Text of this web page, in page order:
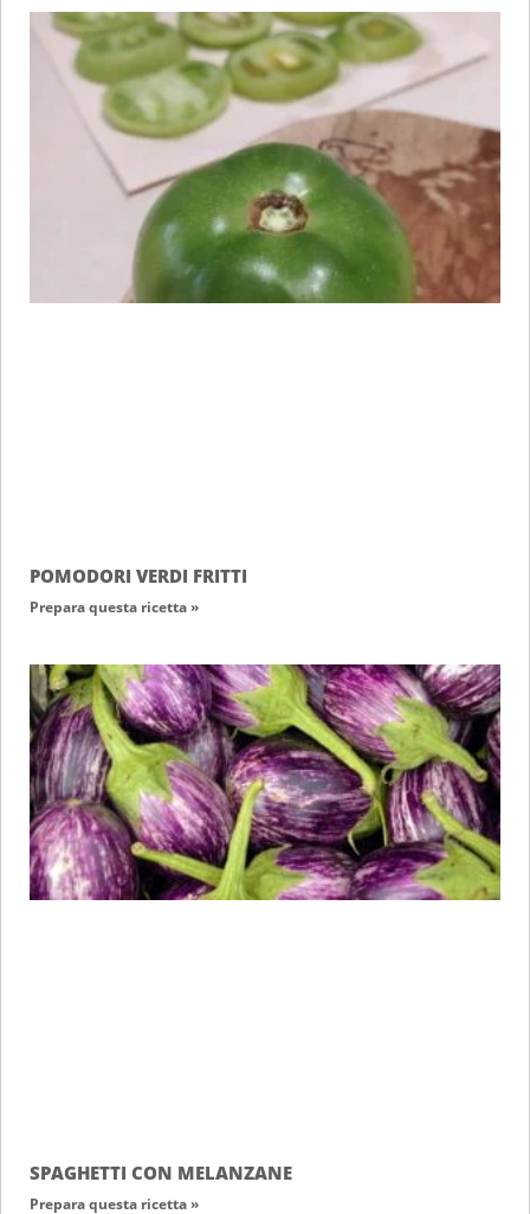
POMODORI VERDI FRITTI
Prepara questa ricetta »
SPAGHETTI CON MELANZANE
Prepara questa ricetta »